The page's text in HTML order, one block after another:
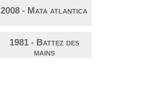
2008 - Mata atlantica
1981 - Battez des
mains